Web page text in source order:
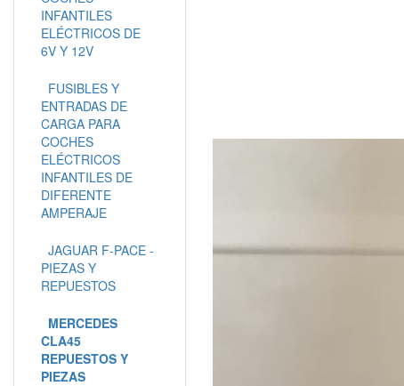
INFANTILES
ELÉCTRICOS DE
6V Y 12V
FUSIBLES Y
ENTRADAS DE
CARGA PARA
COCHES
ELÉCTRICOS
INFANTILES DE
DIFERENTE
AMPERAJE
JAGUAR F-PACE -
PIEZAS Y
REPUESTOS
MERCEDES
CLA45
REPUESTOS Y
PIEZAS